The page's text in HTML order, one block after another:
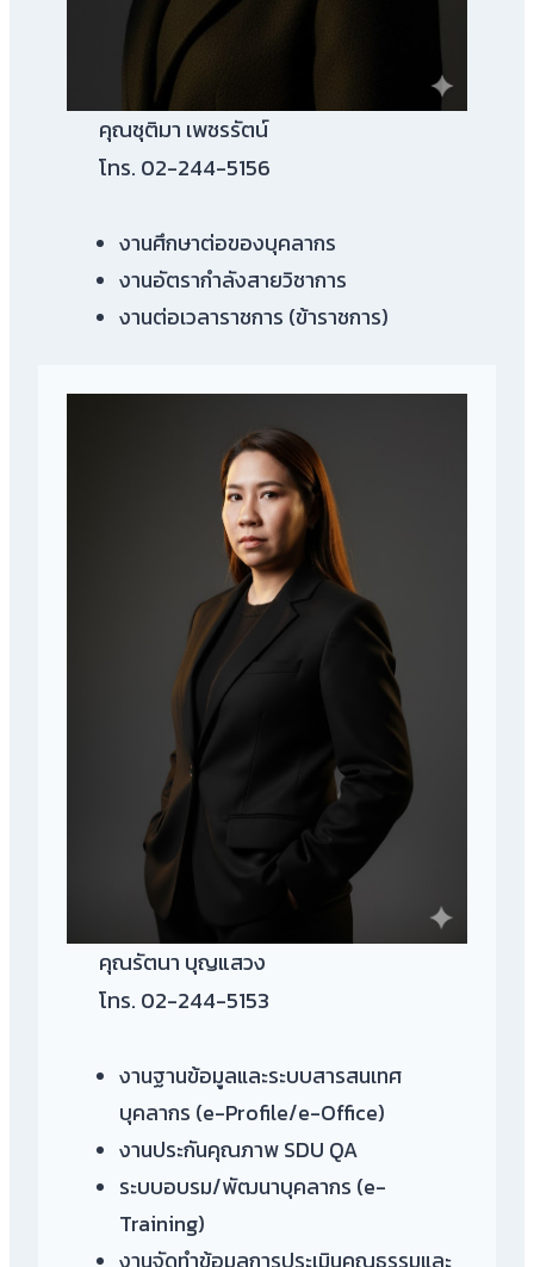
คุณชุติมา เพชรรัตน์
โทร. 02-244-5156
งานศึกษาต่อของบุคลากร
งานอัตรากำลังสายวิชาการ
งานต่อเวลาราชการ (ข้าราชการ)
คุณรัตนา บุญแสวง
โทร. 02-244-5153
งานฐานข้อมูลและระบบสารสนเทศ
บุคลากร (e-Profile/e-Office)
งานประกันคุณภาพ SDU QA
ระบบอบรม/พัฒนาบุคลากร (e-
Training)
งานจัดทำข้อมูลการประเมินคุณธรรมและ